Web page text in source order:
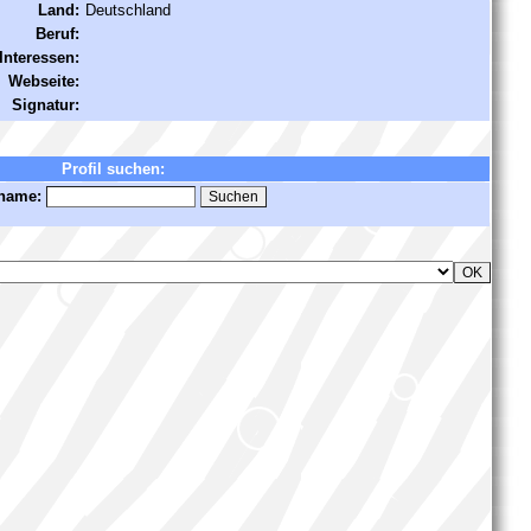
Land: Deutschland
Beruf:
Interessen:
Webseite:
Signatur:
Profil suchen: